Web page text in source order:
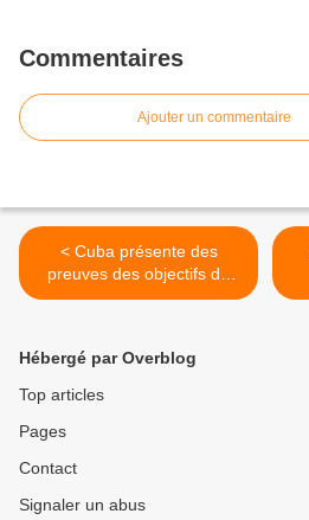
Commentaires
Ajouter un commentaire
< Cuba présente des
preuves des objectifs de
déstabilisation des marches
Hébergé par Overblog
Top articles
Pages
Contact
Signaler un abus